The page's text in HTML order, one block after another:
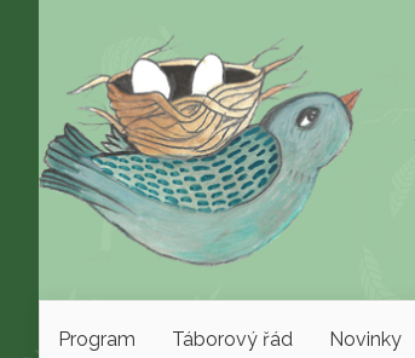
Program Táborový řád Novinky